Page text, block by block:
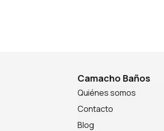
Camacho Baños
Quiénes somos
Contacto
Blog